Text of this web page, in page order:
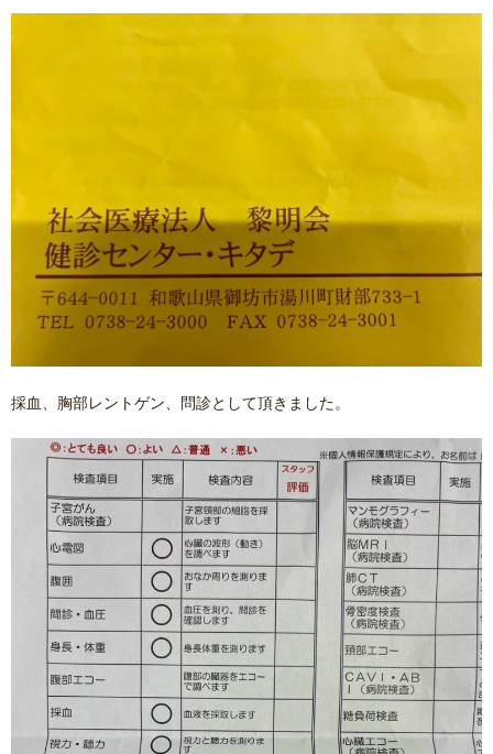
採血、胸部レントゲン、問診として頂きました。